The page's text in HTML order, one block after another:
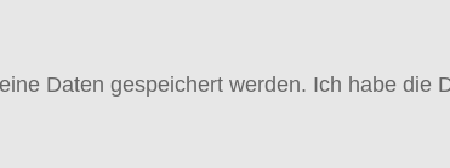
Daten gespeichert werden. Ich habe die